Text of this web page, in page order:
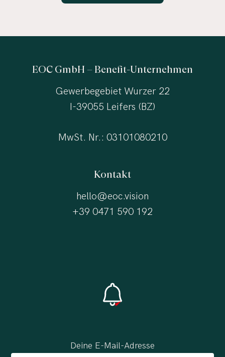
EOC GmbH – Benefit-Unternehmen
Gewerbegebiet Wurzer 22
I-39055 Leifers (BZ)
MwSt. Nr.: 03101080210
Kontakt
hello@eoc.vision
+39 0471 590 192
Deine E-Mail-Adresse